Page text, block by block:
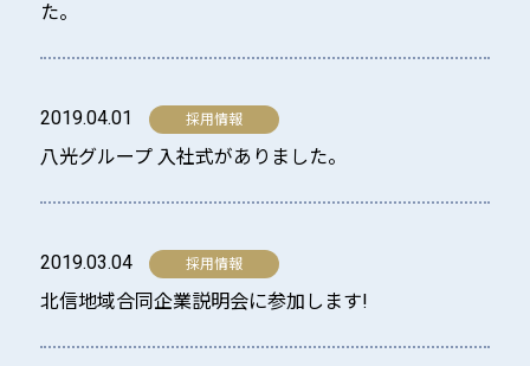
た。
2019.04.01
八光グループ 入社式がありました。
2019.03.04
北信地域合同企業説明会に参加します!